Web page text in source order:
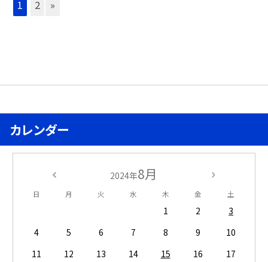
1 2 »
カレンダー
2024年8月
日 月 火 水 木 金 土
1 2
3
4
5 6 7 8 9
10
11
12 13 14 15 16
17